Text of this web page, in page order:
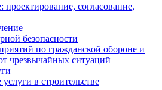
проектирование, согласование,
безопасности
по гражданской обороне и
чрезвычайных ситуаций
в строительстве